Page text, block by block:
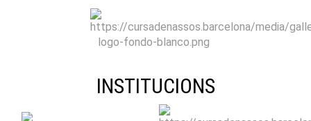
INSTITUCIONS